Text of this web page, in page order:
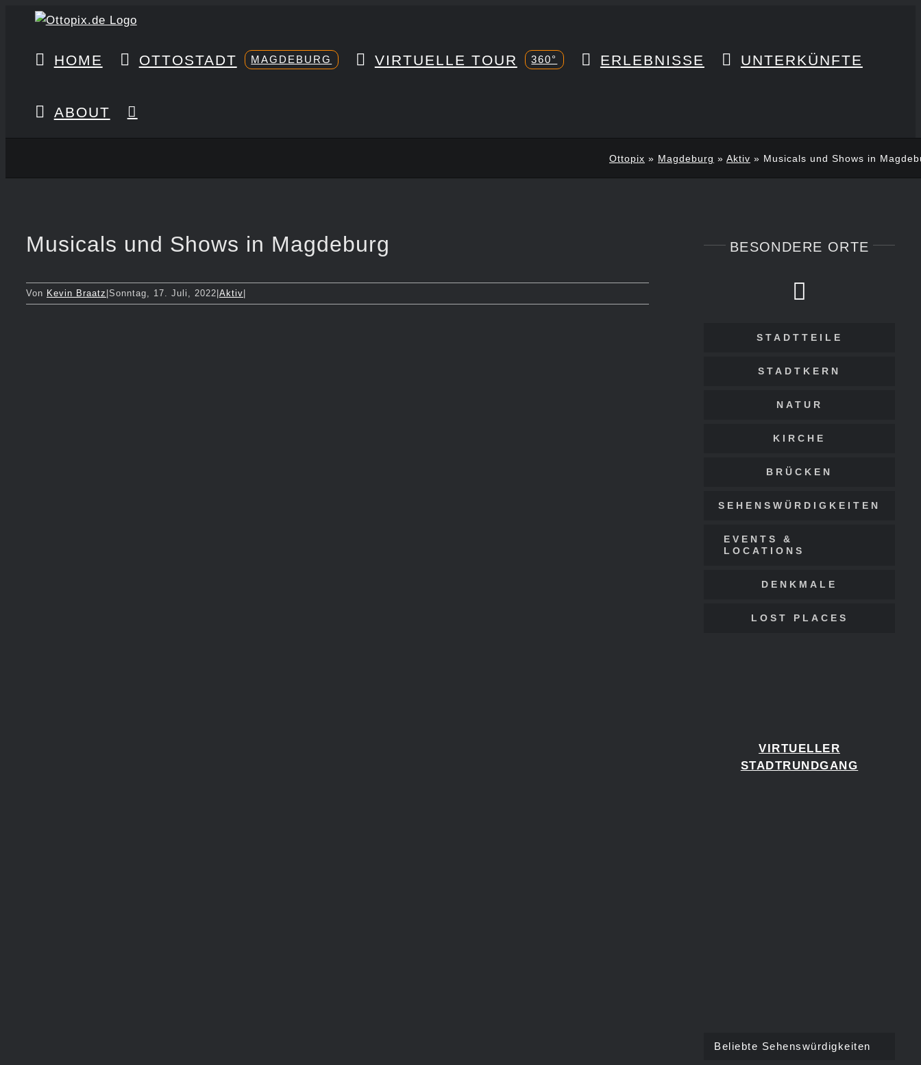
springen
HOME OTTOSTADT MAGDEBURG VIRTUELLE TOUR 360° ERLEBNISSE UNTERKÜNFTE
ABOUT
Ottopix » Magdeburg » Aktiv » Musicals und Shows in
Musicals und Shows in Magdeburg
Von Kevin Braatz Sonntag, 17. Juli, 2022 Aktiv
BESONDERE ORTE
STADTTEILE
STADTKERN
NATUR
KIRCHE
BRÜCKEN
SEHENSWÜRDIGKEITEN
EVENTS &
LOCATIONS
DENKMALE
LOST PLACES
VIRTUELLER
STADTRUNDGANG
Beliebte Sehenswürdigkeiten